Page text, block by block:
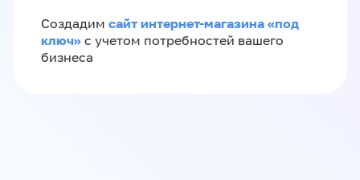
Создадим сайт интернет-магазина «под
ключ» с учетом потребностей вашего
бизнеса